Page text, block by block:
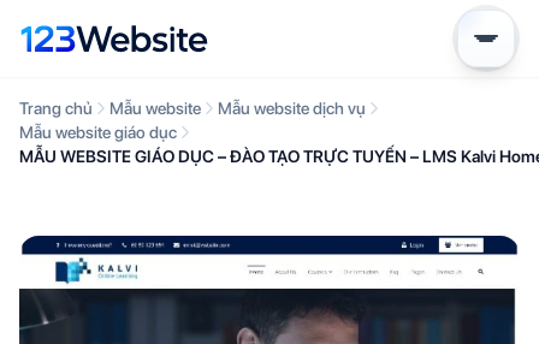
Trang chủ Mẫu website
Mẫu website dịch vụ
Mẫu website giáo dục
MẪU WEBSITE GIÁO DỤC – ĐÀO TẠO TRỰC TUYẾN – LMS Kalvi